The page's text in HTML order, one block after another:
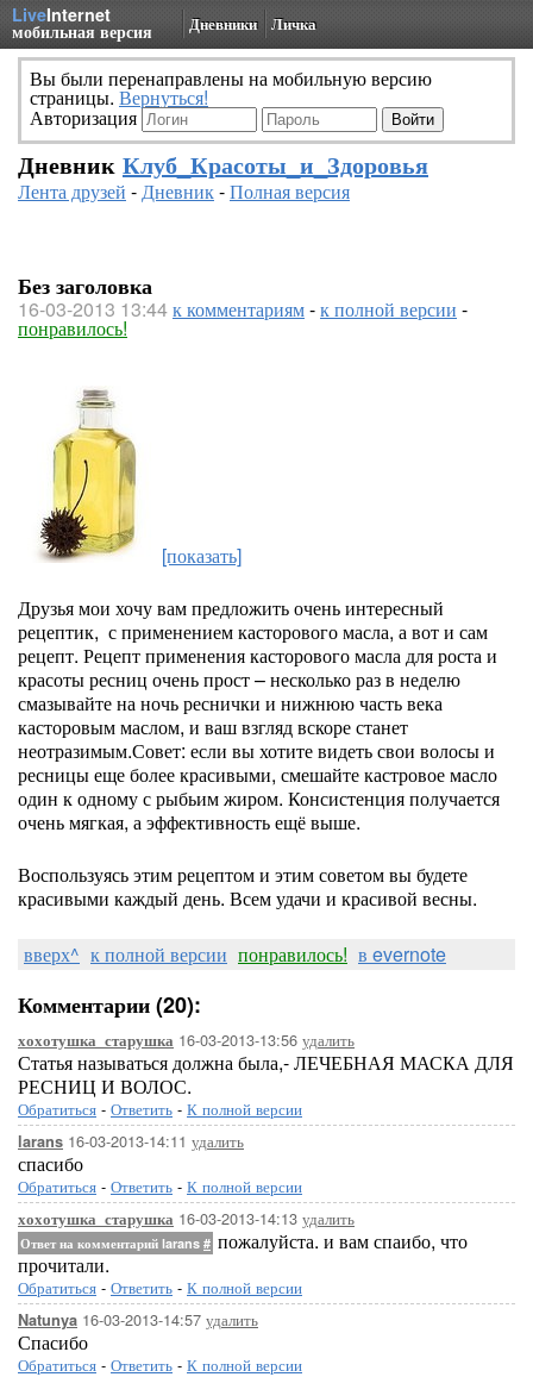
LiveInternet
мобильная версия Дневники Личка
Вы были перенаправлены на мобильную версию
страницы. Вернуться!
Авторизация
Дневник Клуб_Красоты_и_Здоровья
Лента друзей -Дневник-Полная версия
Без заголовка
16-03-2013 13:44к комментариям-к полной версии -
понравилось!
[показать]
Друзья мои хочу вам предложить очень интересный
рецептик, с применением касторового масла, а вот и сам
рецепт. Рецепт применения касторового масла для роста и
красоты ресниц очень прост – несколько раз в неделю
смазывайте на ночь реснички и нижнюю часть века
касторовым маслом, и ваш взгляд вскоре станет
неотразимым.Совет: если вы хотите видеть свои волосы и
ресницы еще более красивыми, смешайте кастровое масло
один к одному с рыбьим жиром. Консистенция получается
очень мягкая, а эффективность ещё выше.
Воспользуясь этим рецептом и этим советом вы будете
красивыми каждый день. Всем удачи и красивой весны.
вверх^ к полной версии понравилось! в evernote
Комментарии (20):
хохотушка_старушка 16-03-2013-13:56 удалить
Статья называться должна была,- ЛЕЧЕБНАЯ МАСКА ДЛЯ
РЕСНИЦ И ВОЛОС.
Обратиться - Ответить - К полной версии
larans 16-03-2013-14:11 удалить
спасибо
Обратиться - Ответить - К полной версии
хохотушка_старушка 16-03-2013-14:13 удалить
Ответ на комментарий larans # пожалуйста. и вам спаибо, что
прочитали.
Обратиться - Ответить - К полной версии
Natunya 16-03-2013-14:57 удалить
Спасибо
Обратиться - Ответить - К полной версии